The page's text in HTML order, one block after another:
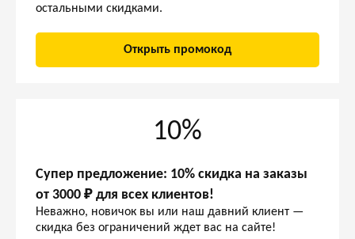
остальными скидками.
Открыть промокод
10%
Супер предложение: 10% скидка на заказы
от 3000 ₽ для всех клиентов!
Неважно, новичок вы или наш давний клиент —
скидка без ограничений ждет вас на сайте!